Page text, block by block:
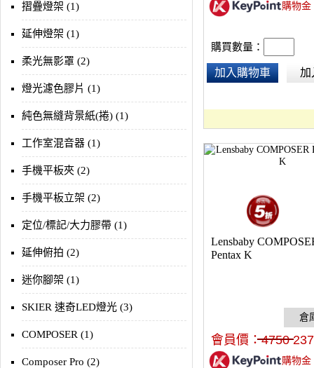
摺疊燈架 (1)
延伸燈架 (1)
柔光無影罩 (2)
燈光濾色膠片 (1)
純色無縫背景紙(捲) (1)
工作室混音器 (1)
手機平板夾 (2)
手機平板立架 (2)
定位/標記/大力膠帶 (1)
延伸俯拍 (2)
迷你腳架 (1)
SKIER 速奇LED燈光 (3)
COMPOSER (1)
Composer Pro (2)
購物金
購買數量：
加入購物車 加
Lensbaby
Pentax K
會員價：4750
購物金